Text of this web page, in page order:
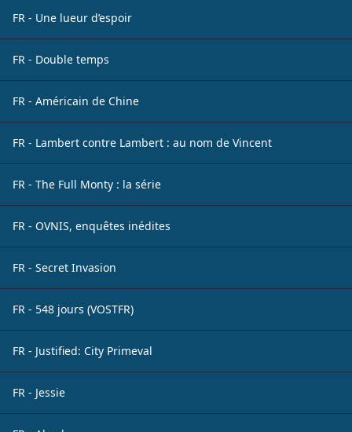
FR - Une lueur d’espoir
FR - Double temps
FR - Américain de Chine
FR - Lambert contre Lambert : au nom de Vincent
FR - The Full Monty : la série
FR - OVNIS, enquêtes inédites
FR - Secret Invasion
FR - 548 jours (VOSTFR)
FR - Justified: City Primeval
FR - Jessie